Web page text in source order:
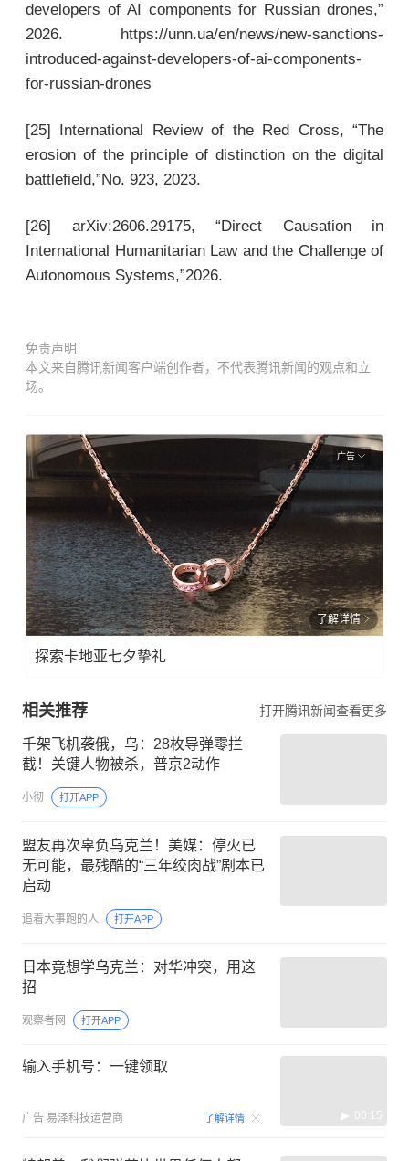
developers of AI components for Russian drones,”
2026. https://unn.ua/en/news/new-sanctions-
introduced-against-developers-of-ai-components-
for-russian-drones
[25] International Review of the Red Cross, “The
erosion of the principle of distinction on the digital
battlefield,”No. 923, 2023.
[26] arXiv:2606.29175, “Direct Causation in
International Humanitarian Law and the Challenge of
Autonomous Systems,”2026.
免责声明
本文来自腾讯新闻客户端创作者，不代表腾讯新闻的观点和立
场。
广告
了解详情
探索卡地亚七夕挚礼
相关推荐 打开腾讯新闻查看更多
千架飞机袭俄，乌：28枚导弹零拦
截！关键人物被杀，普京2动作
小彻 打开APP
盟友再次辜负乌克兰！美媒：停火已
无可能，最残酷的“三年绞肉战”剧本已
启动
追着大事跑的人 打开APP
日本竟想学乌克兰：对华冲突，用这
招
观察者网 打开APP
输入手机号：一键领取
广告 易泽科技运营商 了解详情 00:15